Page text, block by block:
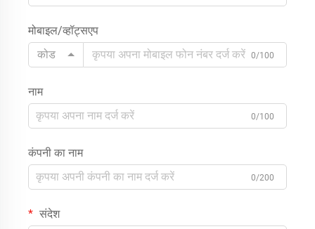
मोबाइल/व्हॉट्सएप
कोड
0/100
नाम
0/100
कंपनी का नाम
0/200
संदेश